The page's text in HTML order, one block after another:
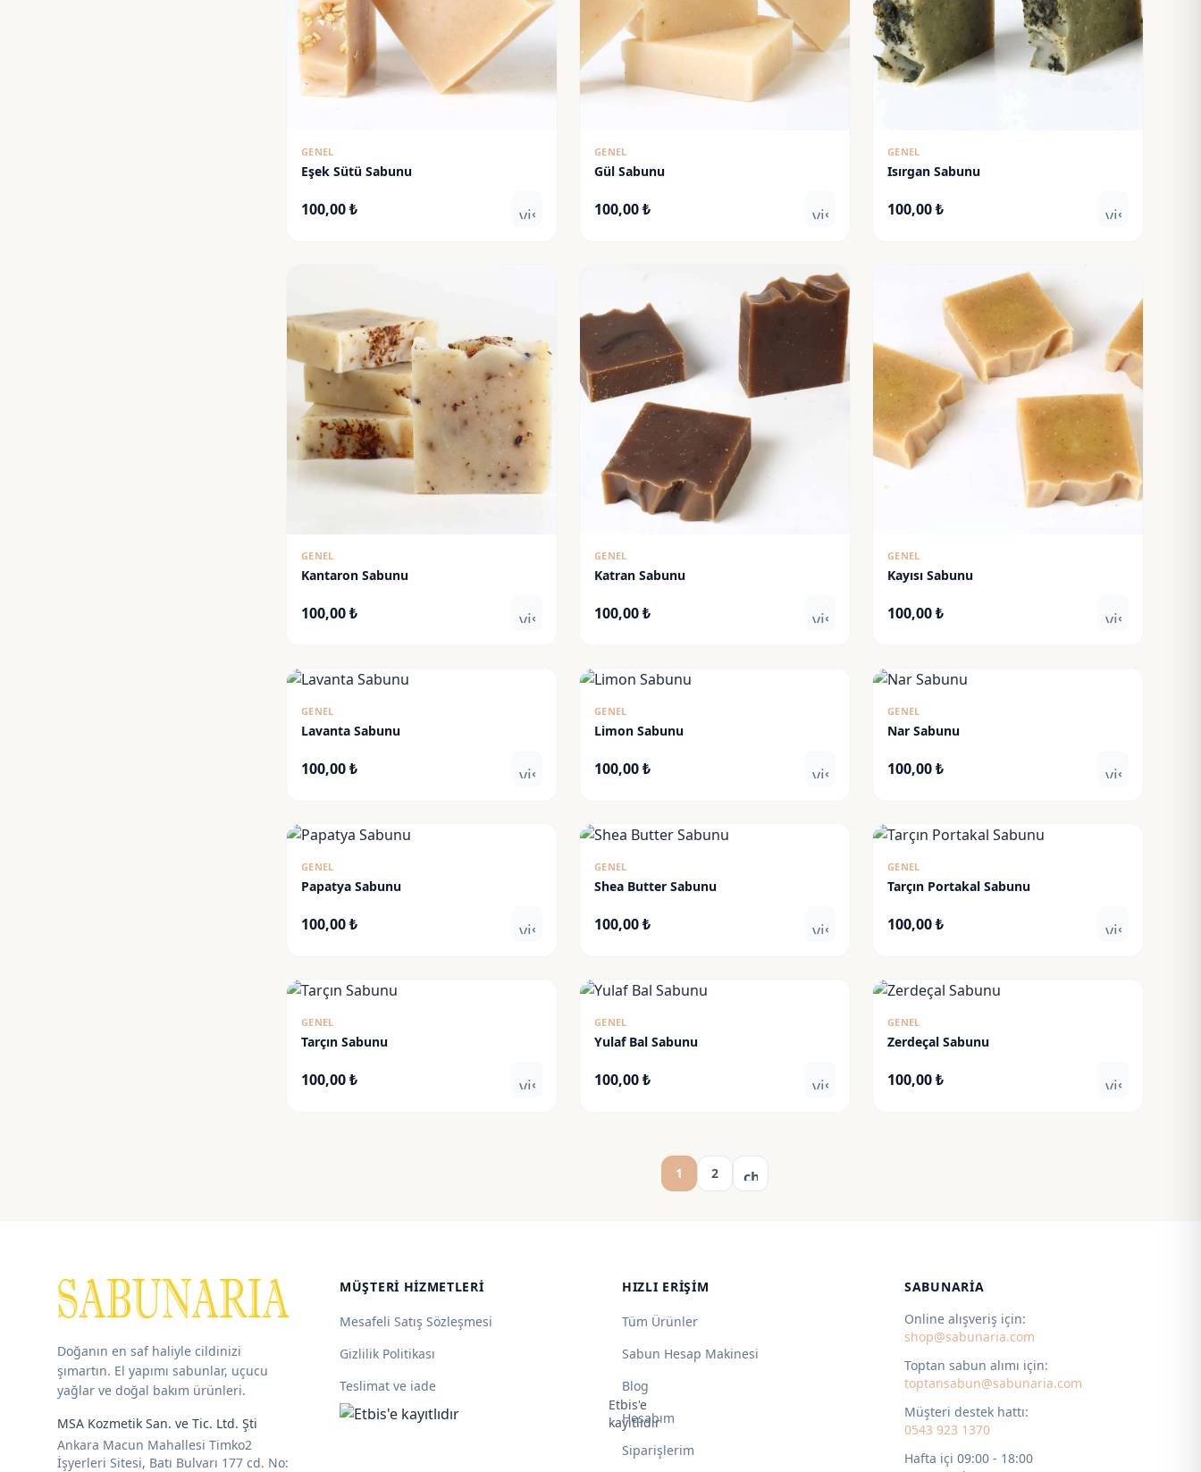
GENEL
Eşek Sütü Sabunu
100,00₺ visibility
GENEL
Gül Sabunu
100,00₺ visibility
GENEL
Isırgan Sabunu
100,00₺ visibility
GENEL
Kantaron Sabunu
100,00₺ visibility
GENEL
Katran Sabunu
100,00₺ visibility
GENEL
Kayısı Sabunu
100,00₺ visibility
GENEL
Lavanta Sabunu
100,00₺ visibility
GENEL
Limon Sabunu
100,00₺ visibility
GENEL
Nar Sabunu
100,00₺ visibility
GENEL
Papatya Sabunu
100,00₺ visibility
GENEL
Shea Butter Sabunu
100,00₺ visibility
GENEL
Tarçın Portakal Sabunu
100,00₺ visibility
GENEL
Tarçın Sabunu
100,00₺ visibility
GENEL
Yulaf Bal Sabunu
100,00₺ visibility
GENEL
Zerdeçal Sabunu
100,00₺ visibility
1 2 chevron_right
Doğanın en saf haliyle cildinizi
şımartın. El yapımı sabunlar, uçucu
yağlar ve doğal bakım ürünleri.
MSA Kozmetik San. ve Tic. Ltd. Şti
Ankara Macun Mahallesi Timko2
İşyerleri Sitesi, Batı Bulvarı 177 cd. No:
MÜŞTERI HIZMETLERI
Mesafeli Satış Sözleşmesi
Gizlilik Politikası
Teslimat ve iade
Etbis'e
kayıtlıdır
HIZLI ERIŞIM
Tüm Ürünler
Sabun Hesap Makinesi
Blog
Hesabım
Siparişlerim
SABUNARIA
Online alışveriş için:
shop@sabunaria.com
Toptan sabun alımı için:
toptansabun@sabunaria.com
Müşteri destek hattı:
0543 923 1370
Hafta içi 09:00 - 18:00